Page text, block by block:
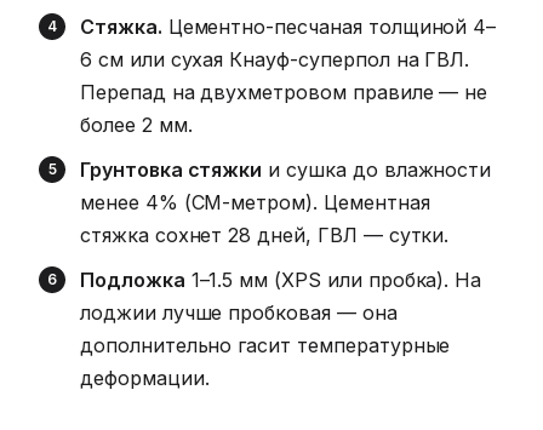
Стяжка. Цементно-песчаная толщиной 4–
6 см или сухая Кнауф-суперпол на ГВЛ.
Перепад на двухметровом правиле — не
более 2 мм.
Грунтовка стяжки и сушка до влажности
менее 4% (CM-метром). Цементная
стяжка сохнет 28 дней, ГВЛ — сутки.
Подложка 1–1.5 мм (XPS или пробка). На
лоджии лучше пробковая — она
дополнительно гасит температурные
деформации.